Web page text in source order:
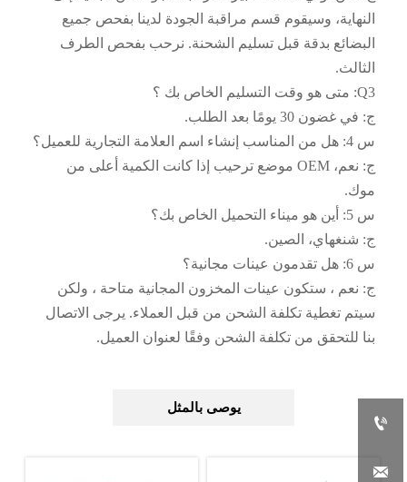
النهاية، وسيقوم قسم مراقبة الجودة لدينا بفحص جميع
البضائع بدقة قبل تسليم الشحنة. نرحب بفحص الطرف
الثالث.
Q3: متى هو وقت التسليم الخاص بك ؟
ج: في غضون 30 يومًا بعد الطلب.
س 4: هل من المناسب إنشاء اسم العلامة التجارية للعميل؟
ج: نعم، OEM موضع ترحيب إذا كانت الكمية أعلى من
موك.
س 5: أين هو ميناء التحميل الخاص بك؟
ج: شنغهاي، الصين.
س 6: هل تقدمون عينات مجانية؟
ج: نعم ، ستكون عينات المخزون المجانية متاحة ، ولكن
سيتم تغطية تكلفة الشحن من قبل العملاء. يرجى الاتصال
بنا للتحقق من تكلفة الشحن وفقًا لعنوان العميل.
يوصى بالمثل

